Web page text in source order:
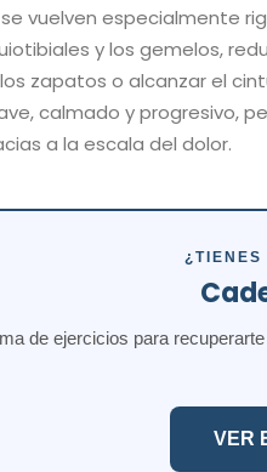
vuelven especialmente
y los gemelos,
zapatos o alcanzar el
calmado y progresivo,
a la escala del dolor.
de ejercicios para
VER